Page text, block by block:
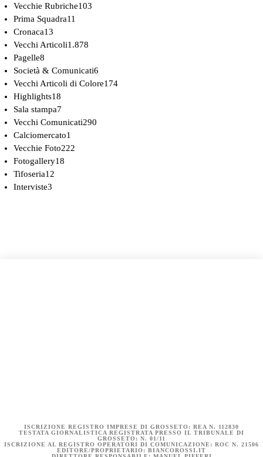
Vecchie Rubriche103
Prima Squadra11
Cronaca13
Vecchi Articoli1.878
Pagelle8
Società & Comunicati6
Vecchi Articoli di Colore174
Highlights18
Sala stampa7
Vecchi Comunicati290
Calciomercato1
Vecchie Foto222
Fotogallery18
Tifoseria12
Interviste3
ISCRIZIONE REGISTRO IMPRESE DI GROSSETO: REA N. 112830
TESTATA GIORNALISTICA REGISTRATA PRESSO IL TRIBUNALE DI
GROSSETO: N. 01/11
ISCRIZIONE AL REGISTRO OPERATORI DI COMUNICAZIONE: ROC N. 21506
EDITORE/PROPRIETARIO: BIANCOROSSI.IT